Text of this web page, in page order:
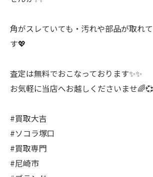
角がスレていても・汚れや部品が取れ
す💖
査定は無料でおこなっております✨✨
お気軽に当店へお越しくださいませ🌈💞
#買取大吉
#ソコラ塚口
#買取専門
#尼崎市